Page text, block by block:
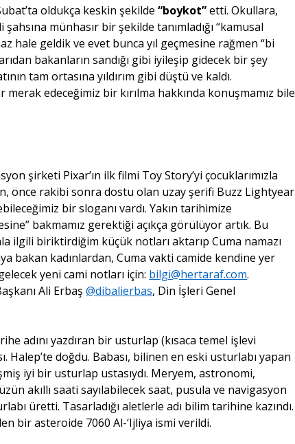
oldukça keskin şekilde“boykot”etti. Okullara,
münhasır bir şekilde tanımladığı “kamusal
hale geldik ve evet bunca yıl geçmesine rağmen “bi
bakanların sandığı gibi iyileşip gidecek bir şey
tam ortasına yıldırım gibi düştü ve kaldı.
merak edeceğimiz bir kırılma hakkında konuşmamız bile
şirketi Pixar’ın ilk filmi Toy Story’yi çocuklarımızla
önce rakibi sonra dostu olan uzay şerifi Buzz Lightyear
bir sloganı vardı. Yakın tarihimize
bakmamız gerektiği açıkça görülüyor artık. Bu
ilgili biriktirdiğim küçük notları aktarıp Cuma namazı
bakan kadınlardan, Cuma vakti camide kendine yer
yeni cami notları için: bilgi@hertaraf.com.
Ali Erbaş@dibalierbas, Din İşleri Genel
adını yazdıran bir usturlap (kısaca temel işlevi
Halep’te doğdu. Babası, bilinen en eski usturlabı yapan
iyi bir usturlap ustasıydı. Meryem, astronomi,
akıllı saati sayılabilecek saat, pusula ve navigasyon
üretti. Tasarladığı aletlerle adı bilim tarihine kazındı.
bir asteroide 7060 Al-‘Ijliya ismi verildi.